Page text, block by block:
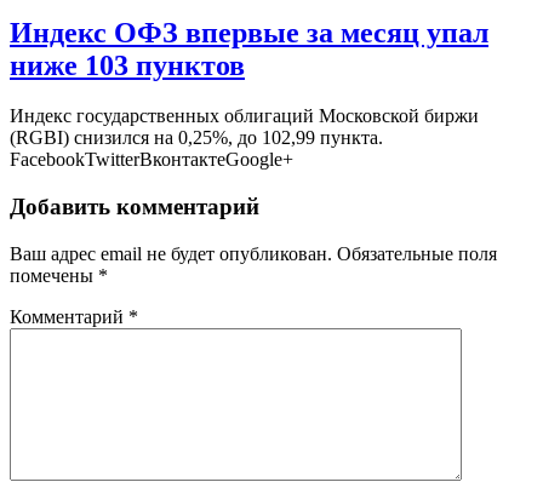
Индекс ОФЗ впервые за месяц упал
ниже 103 пунктов
Индекс государственных облигаций Московской биржи
(RGBI) снизился на 0,25%, до 102,99 пункта.
FacebookTwitterВконтактеGoogle+
Добавить комментарий
Ваш адрес email не будет опубликован. Обязательные поля
помечены *
Комментарий *